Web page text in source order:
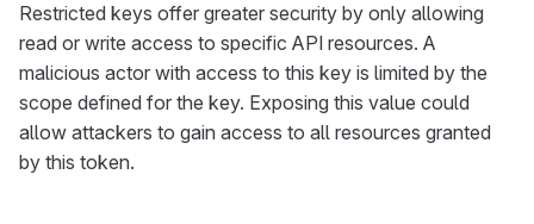
Restricted keys offer greater security by only allowing
read or write access to specific API resources. A
malicious actor with access to this key is limited by the
scope defined for the key. Exposing this value could
allow attackers to gain access to all resources granted
by this token.